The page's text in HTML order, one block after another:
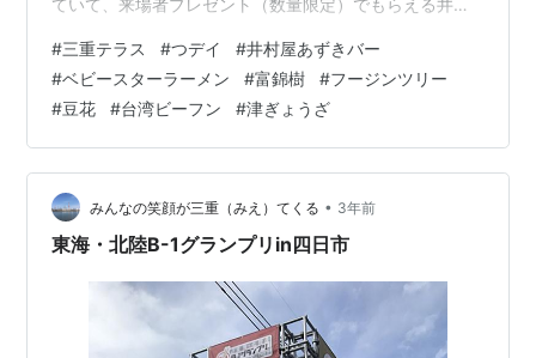
ていて、来場者プレゼント（数量限定）でもらえる井村
うで、11:20ぐらいに到着。待っている間に、ベビースタ
ーラーメンを使って麺文字で遊ぼう！にトライしてみま
した。カップに入ったベビースターラーメンをもらっ
て、文字を作るんです。食べてもOKです。お土産にも1
袋もらえます。ラーメンを作ってみました。キャラクタ
ーの顔も。と、遊んでいるうちに、整理…
#三重テラス #つデイ #井村屋あずきバー
#ベビースターラーメン #富錦樹 #フージンツリー
#豆花 #台湾ビーフン #津ぎょうざ
みんなの笑顔が三重（みえ）てくる • 3年前
東海・北陸B-1グランプリin四日市